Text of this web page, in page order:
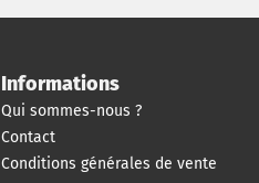
Informations
Qui sommes-nous ?
Contact
Conditions générales de vente